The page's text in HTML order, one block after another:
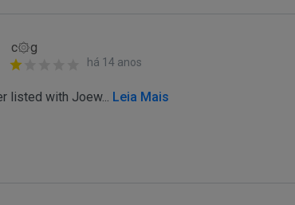
c۞g
há 14 anos
listed with Joew... Leia Mais